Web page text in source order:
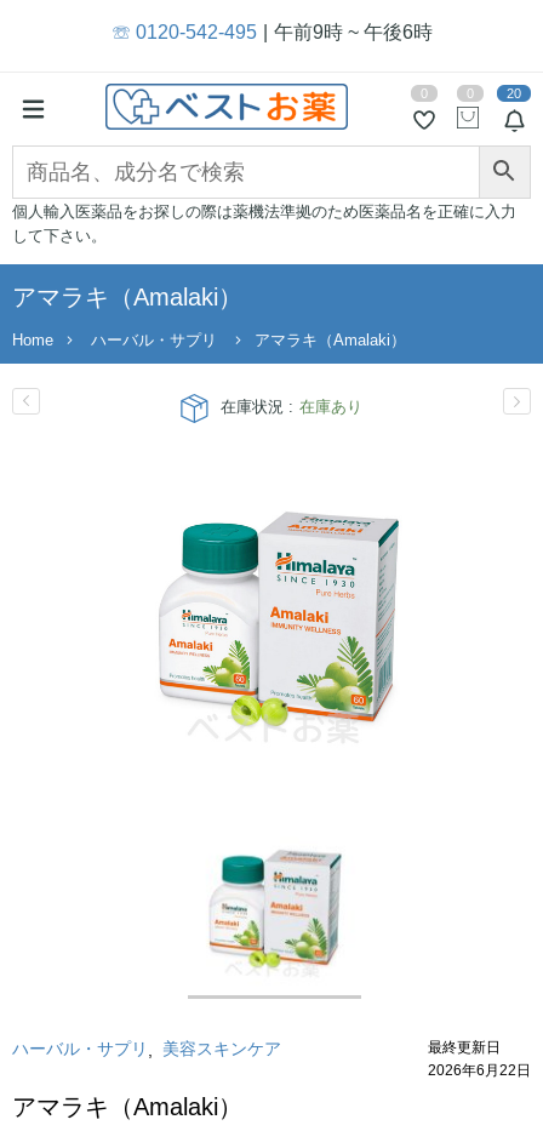
☏ 0120-542-495 午前9時 ~ 午後6時
20
0 0
個人輸入医薬品をお探しの際は薬機法準拠のため医薬品名を正確に入力
して下さい。
アマラキ（Amalaki）
Home ハーバル・サプリ アマラキ（Amalaki）
在庫状況 : 在庫あり
ハーバル・サプリ 美容スキンケア
最終更新日
2026年6月22日
アマラキ（Amalaki）